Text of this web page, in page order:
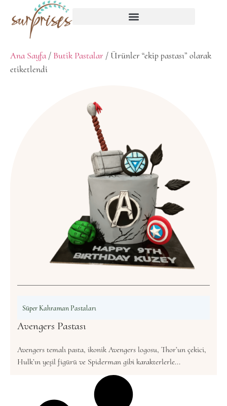
Ana Sayfa/ Butik Pastalar / Ürünler “ekip pastası” olarak
etiketlendi
Süper Kahraman Pastaları
Avengers Pastası
Avengers temalı pasta, ikonik Avengers logosu, Thor’un çekici,
Hulk’ın yeşil figürü ve Spiderman gibi karakterlerle...